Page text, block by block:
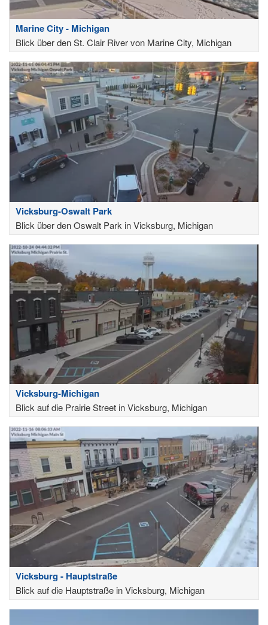
Marine City - Michigan
Blick über den St. Clair River von Marine City, Michigan
Vicksburg-Oswalt Park
Blick über den Oswalt Park in Vicksburg, Michigan
Vicksburg-Michigan
Blick auf die Prairie Street in Vicksburg, Michigan
Vicksburg - Hauptstraße
Blick auf die Hauptstraße in Vicksburg, Michigan